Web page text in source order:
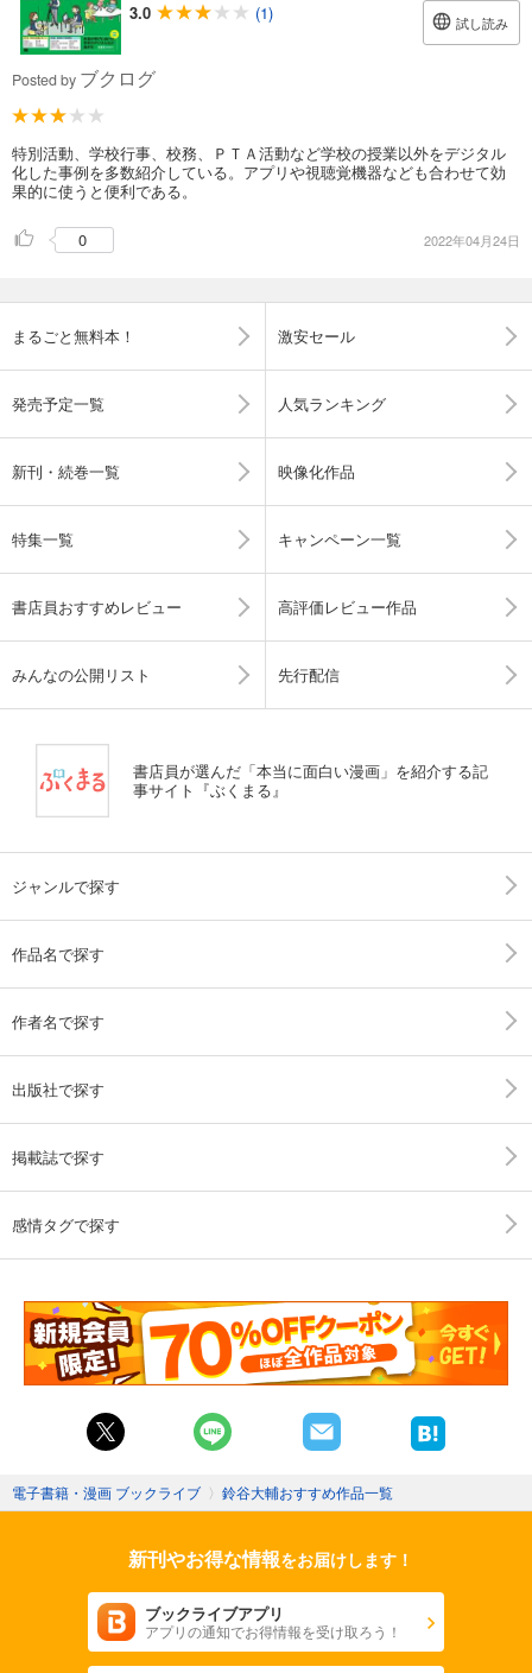
3.0
(1) 試し読み
Posted by ブクログ
特別活動、学校行事、校務、ＰＴＡ活動など学校の授業以外をデジタル
化した事例を多数紹介している。アプリや視聴覚機器なども合わせて効
果的に使うと便利である。
0 2022年04月24日
まるごと無料本！ 激安セール
発売予定一覧 人気ランキング
新刊・続巻一覧 映像化作品
特集一覧 キャンペーン一覧
書店員おすすめレビュー 高評価レビュー作品
みんなの公開リスト 先行配信
書店員が選んだ「本当に面白い漫画」を紹介する記
事サイト『ぶくまる』
ジャンルで探す
作品名で探す
作者名で探す
出版社で探す
掲載誌で探す
感情タグで探す
電子書籍・漫画 ブックライブ 〉 鈴谷大輔おすすめ作品一覧
新刊やお得な情報をお届けします！
ブックライブアプリ
アプリの通知でお得情報を受け取ろう！